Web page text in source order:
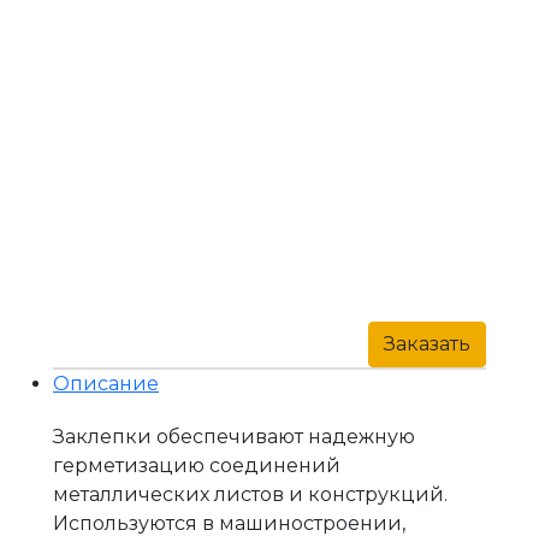
Заказать
Описание
Заклепки обеспечивают надежную
герметизацию соединений
металлических листов и конструкций.
Используются в машиностроении,